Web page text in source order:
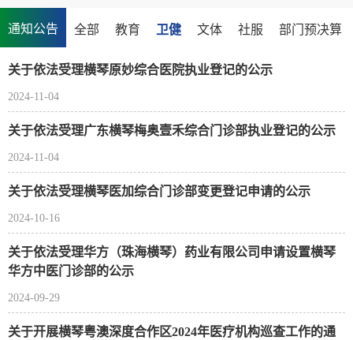
通知公告 全部 教育 卫健 文体 社服 部门预决算
关于依法受理横琴原妙综合医院执业登记的公示
2024-11-04
关于依法受理广东横琴梅奥壹禾综合门诊部执业登记的公示
2024-11-04
关于依法受理横琴医加综合门诊部变更登记申请的公示
2024-10-16
关于依法受理华方（珠海横琴）药业有限公司申请设置横琴
华方中医门诊部的公示
2024-09-29
关于开展横琴粤澳深度合作区2024年医疗机构巡查工作的通